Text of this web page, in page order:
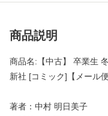
商品説明
商品名:【中古】 卒業生
新社 [コミック]【メール
著者：中村 明日美子